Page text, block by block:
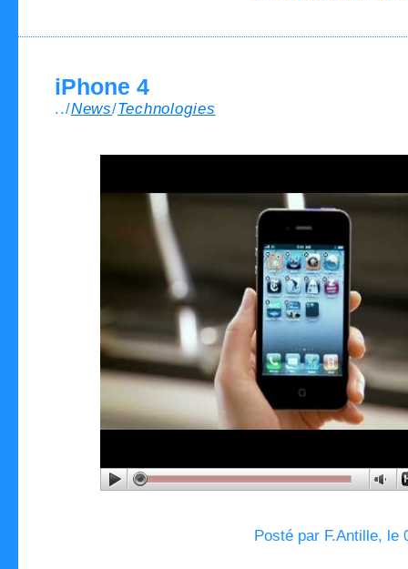
iPhone 4
../News/Technologies
Posté par F.Antille, le